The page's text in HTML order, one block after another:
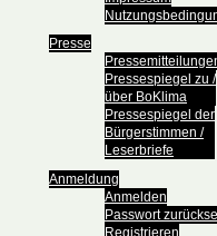
Presse
Pressespiegel zu /
über BoKlima
Pressespiegel der
Bürgerstimmen /
Leserbriefe
Anmeldung
Anmelden
Passwort
Registrieren